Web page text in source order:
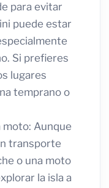
para evitar
puede estar
Si prefieres
lugares
temprano o
moto: Aunque
transporte
o una moto
la isla a